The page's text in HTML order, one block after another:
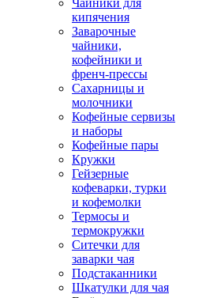
Чайники для
кипячения
Заварочные
чайники,
кофейники и
френч-прессы
Сахарницы и
молочники
Кофейные сервизы
и наборы
Кофейные пары
Кружки
Гейзерные
кофеварки, турки
и кофемолки
Термосы и
термокружки
Ситечки для
заварки чая
Подстаканники
Шкатулки для чая